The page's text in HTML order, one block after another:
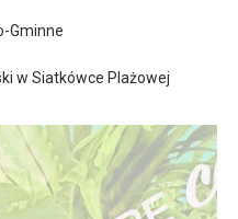
Gminne
w Siatkówce Plażowej